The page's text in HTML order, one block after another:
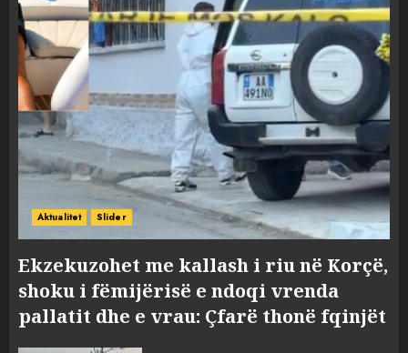
Aktualitet Slider
Ekzekuzohet me kallash i riu në Korçë,
shoku i fëmijërisë e ndoqi vrenda
pallatit dhe e vrau: Çfarë thonë fqinjët